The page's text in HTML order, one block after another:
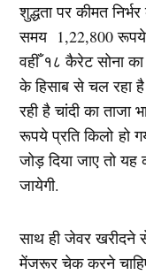
शुद्धता पर कीमत
समय 1,22,800 रूपये
वहीँ १८ कैरेट सोना
के हिसाब से चल रहा है
रही है चांदी का
रूपये प्रति किलो हो
जोड़ दिया जाए तो
जायेगी.
साथ ही जेवर
मेंजरूर चेक करने